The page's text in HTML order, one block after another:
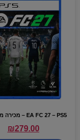
EA FC 27 – PS5 – מכירה מוקדמת
₪279.00